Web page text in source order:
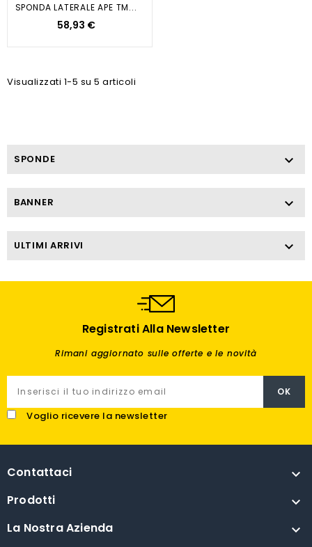
SPONDA LATERALE APE TM...
58,93 €
Visualizzati 1-5 su 5 articoli
SPONDE 
BANNER 
ULTIMI ARRIVI 
Registrati Alla Newsletter
Rimani aggiornato sulle offerte e le novità
Voglio ricevere la newsletter
Contattaci 
Prodotti 
La Nostra Azienda 